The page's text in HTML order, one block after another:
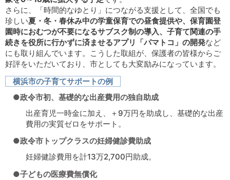
さらに、「時間的なゆとり」につながる支援として、全国でも
珍しい夏・冬・春休み中の学童保育での昼食提供や、保育園登
園時におむつが不要になるサブスク制の導入、子育て関連の手
続きを役所に行かずに済ませるアプリ「パマトコ」の開発など
にも取り組んでいます。こうした取組が、保護者の皆様からご
好評をいただいており、市としても大変励みになっています。
横浜市の子育てサポートの例
●政令市初、基礎的な出産費用の独自助成
出産育児一時金に加え、＋9万円を助成し、基礎的な出産
費用の実質ゼロをサポート。
●政令市トップクラスの妊婦健診費助成
妊婦健診費用を計13万2,700円助成。
●子どもの医療費無償化